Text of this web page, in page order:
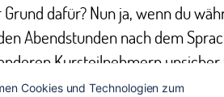
dafür? Nun ja, wenn du
Abendstunden nach dem
Kursteilnehmern unsicher
bereits 21 Jahre alt sein, in
Cookies und Technologien zum